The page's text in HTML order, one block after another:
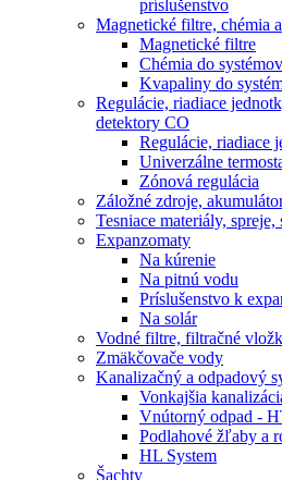
príslušenstvo
Magnetické filtre, chémia
Magnetické filtre
Chémia do systémov
Kvapaliny do
Regulácie, riadiace
detektory CO
Regulácie, riadiace
Univerzálne
Zónová regulácia
Záložné zdroje,
Tesniace materiály,
Expanzomaty
Na kúrenie
Na pitnú vodu
Príslušenstvo k
Na solár
Vodné filtre, filtračné
Zmäkčovače vody
Kanalizačný a odpadový
Vonkajšia
Vnútorný odpad -
Podlahové žľaby a
HL System
Šachty